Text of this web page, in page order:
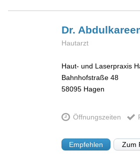
Dr.
Hautarzt
Haut- und Laserpraxis
Bahnhofstraße 48
58095 Hagen
Öffnungszeiten
Empfehlen Zum